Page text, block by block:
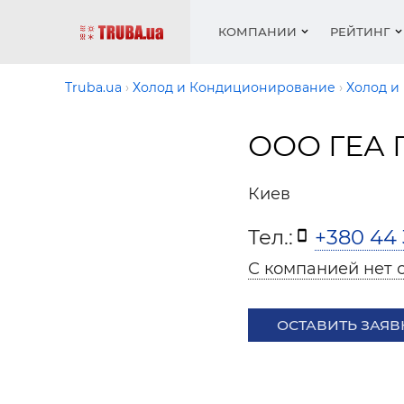
КОМПАНИИ
Котлы
РЕЙТИНГ
Работа
Разное
Холод,
Котлы
Монтаж
Акции
Фото
Truba.ua Холод и Кондиционирование Холод
ООО ГЕА
Киев
Тел.: +380 44
С компанией нет
ОСТАВИТЬ